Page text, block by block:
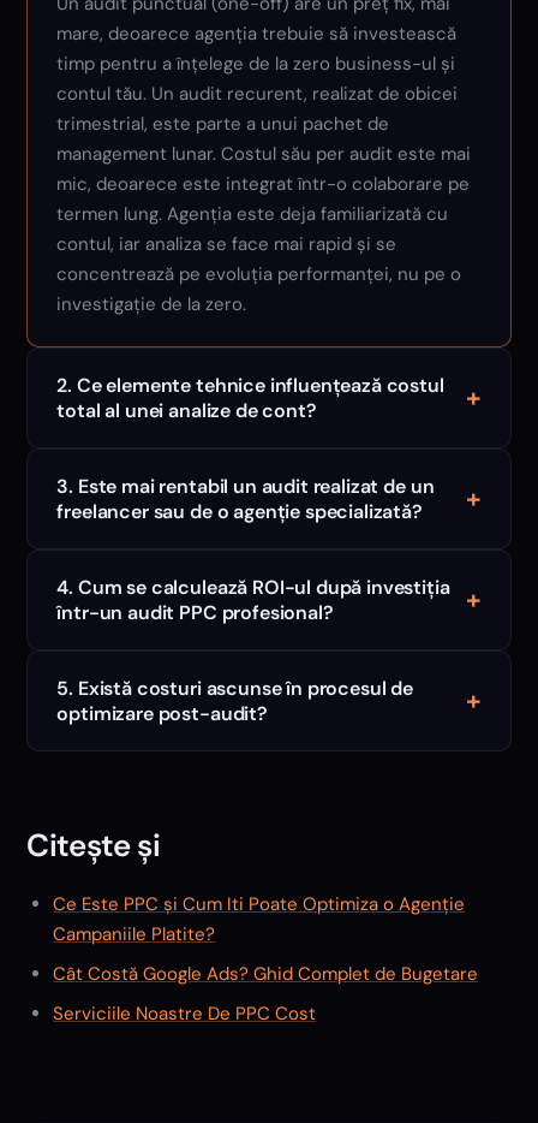
mare, deoarece agenția trebuie să investească
timp pentru a înțelege de la zero business-ul și
contul tău. Un audit recurent, realizat de obicei
trimestrial, este parte a unui pachet de
management lunar. Costul său per audit este mai
mic, deoarece este integrat într-o colaborare pe
termen lung. Agenția este deja familiarizată cu
contul, iar analiza se face mai rapid și se
concentrează pe evoluția performanței, nu pe o
investigație de la zero.
2. Ce elemente tehnice influențează costul
total al unei analize de cont?
+
3. Este mai rentabil un audit realizat de un
freelancer sau de o agenție specializată?
+
4. Cum se calculează ROI-ul după investiția
într-un audit PPC profesional?
+
5. Există costuri ascunse în procesul de
optimizare post-audit?
+
Citește și
Ce Este PPC și Cum Iti Poate Optimiza o Agenție
Campaniile Platite?
Cât Costă Google Ads? Ghid Complet de Bugetare
Serviciile Noastre De PPC Cost